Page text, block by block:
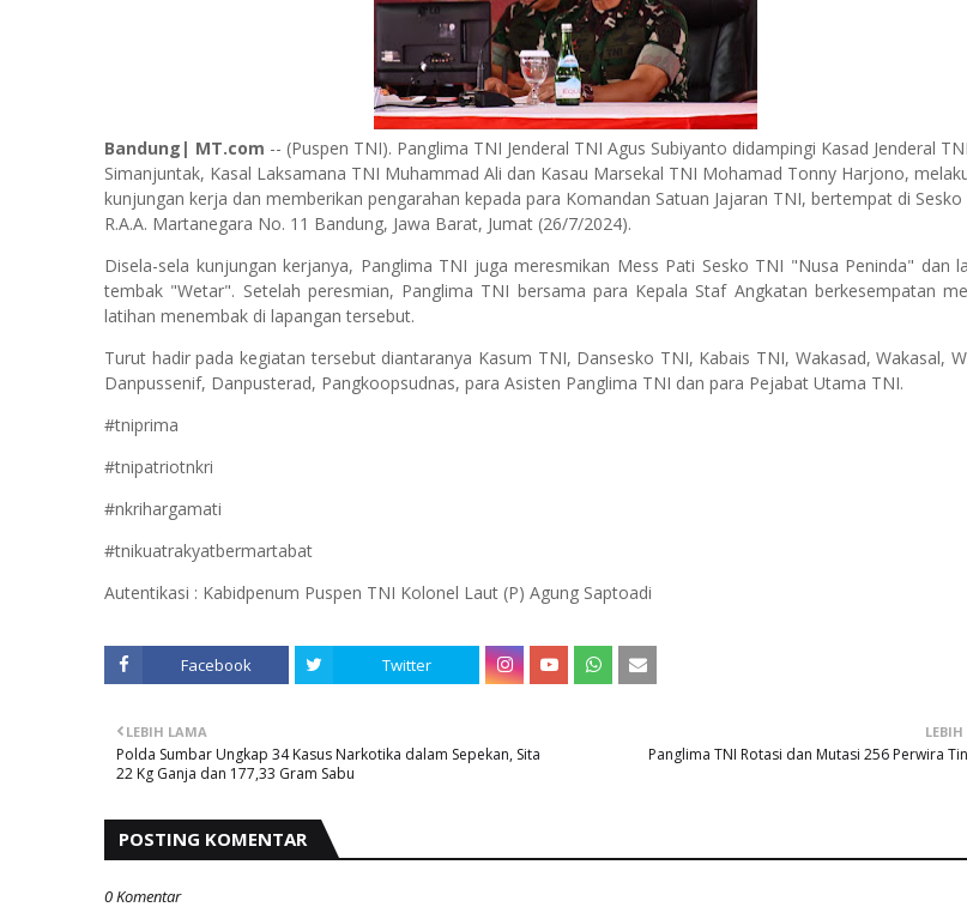
Bandung| MT.com -- (Puspen TNI). Panglima TNI Jenderal TNI Agus Subiyanto didampingi Kasad Jenderal
Simanjuntak, Kasal Laksamana TNI Muhammad Ali dan Kasau Marsekal TNI Mohamad Tonny Harjono,
kunjungan kerja dan memberikan pengarahan kepada para Komandan Satuan Jajaran TNI, bertempat di Sesko
R.A.A. Martanegara No. 11 Bandung, Jawa Barat, Jumat (26/7/2024).
Disela-sela kunjungan kerjanya, Panglima TNI juga meresmikan Mess Pati Sesko TNI "Nusa Peninda" dan
tembak "Wetar". Setelah peresmian, Panglima TNI bersama para Kepala Staf Angkatan berkesempatan
latihan menembak di lapangan tersebut.
Turut hadir pada kegiatan tersebut diantaranya Kasum TNI, Dansesko TNI, Kabais TNI, Wakasad, Wakasal,
Danpussenif, Danpusterad, Pangkoopsudnas, para Asisten Panglima TNI dan para Pejabat Utama TNI.
#tniprima
#tnipatriotnkri
#nkrihargamati
#tnikuatrakyatbermartabat
Autentikasi : Kabidpenum Puspen TNI Kolonel Laut (P) Agung Saptoadi
Facebook Twitter
Panglima TNI Rotasi dan Mutasi 256 Perwira
LEBIH LAMA
Polda Sumbar Ungkap 34 Kasus Narkotika dalam Sepekan, Sita
22 Kg Ganja dan 177,33 Gram Sabu
POSTING KOMENTAR
0 Komentar